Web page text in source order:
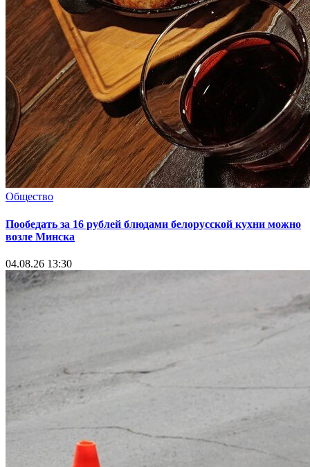
Общество
Пообедать за 16 рублей блюдами белорусской кухни можно
возле Минска
04.08.26 13:30